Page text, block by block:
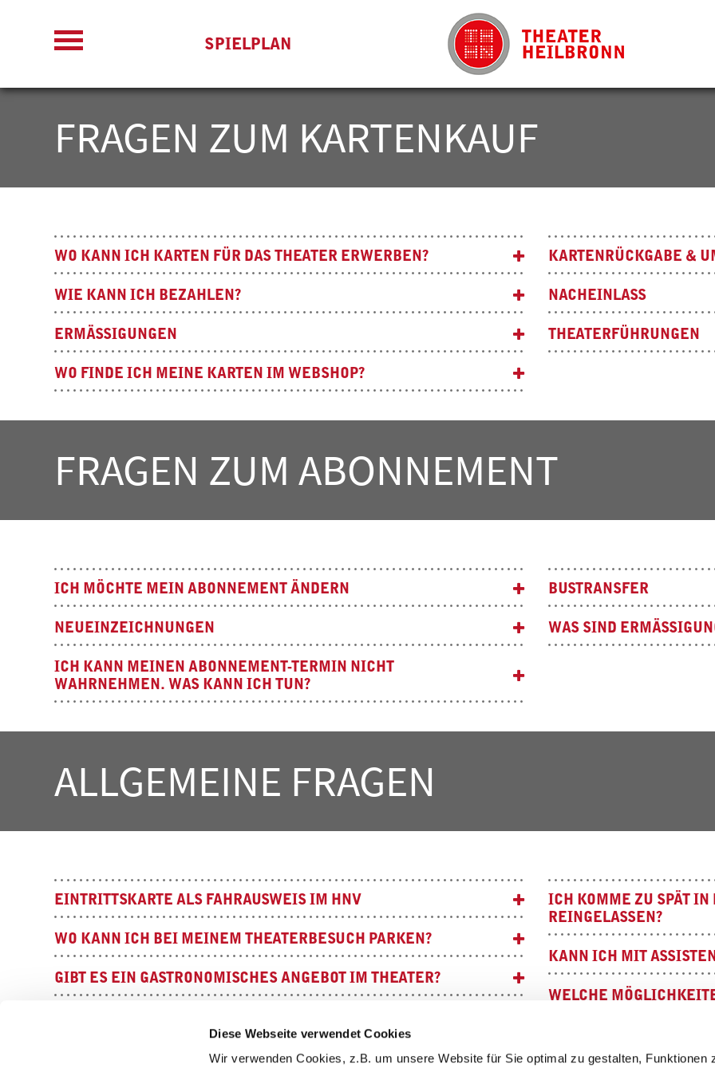
Diese Webseite verwendet Cookies
Wir verwenden Cookies, z.B. um unsere Website für Sie optimal zu gestalten, Funktionen
SPIELPLAN
FRAGEN ZUM KARTENKAUF
WO KANN ICH KARTEN FÜR DAS THEATER ERWERBEN?
WIE KANN ICH BEZAHLEN?
ERMÄSSIGUNGEN
WO FINDE ICH MEINE KARTEN IM WEBSHOP?
KARTENRÜCKGABE &
NACHEINLASS
THEATERFÜHRUNGEN
FRAGEN ZUM ABONNEMENT
ICH MÖCHTE MEIN ABONNEMENT ÄNDERN
NEUEINZEICHNUNGEN
ICH KANN MEINEN ABONNEMENT-TERMIN NICHT
WAHRNEHMEN. WAS KANN ICH TUN?
BUSTRANSFER
WAS SIND
ALLGEMEINE FRAGEN
EINTRITTSKARTE ALS FAHRAUSWEIS IM HNV
WO KANN ICH BEI MEINEM THEATERBESUCH PARKEN?
GIBT ES EIN GASTRONOMISCHES ANGEBOT IM THEATER?
KÖNNEN KINDER IN DIE VORSTELLUNG?
ICH KOMME ZU SPÄT IN
REINGELASSEN?
KANN ICH MIT
WELCHE
WIE WIRD DIE